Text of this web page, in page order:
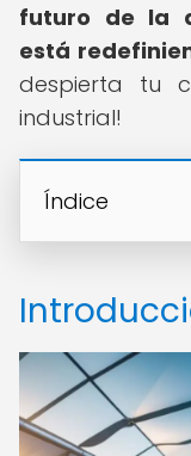
futuro de la
está
despierta tu
industrial!
Índice